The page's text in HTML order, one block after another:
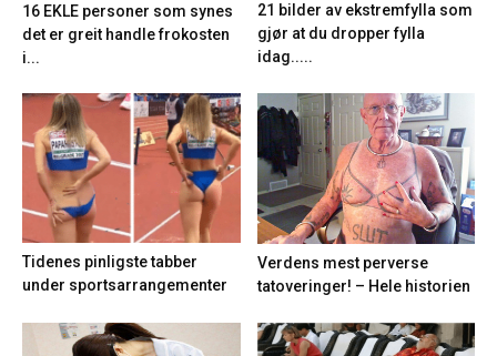
16 EKLE personer som synes
det er greit handle frokosten
i...
21 bilder av ekstremfylla som
gjør at du dropper fylla
idag.....
Tidenes pinligste tabber
under sportsarrangementer
Verdens mest perverse
tatoveringer! – Hele historien